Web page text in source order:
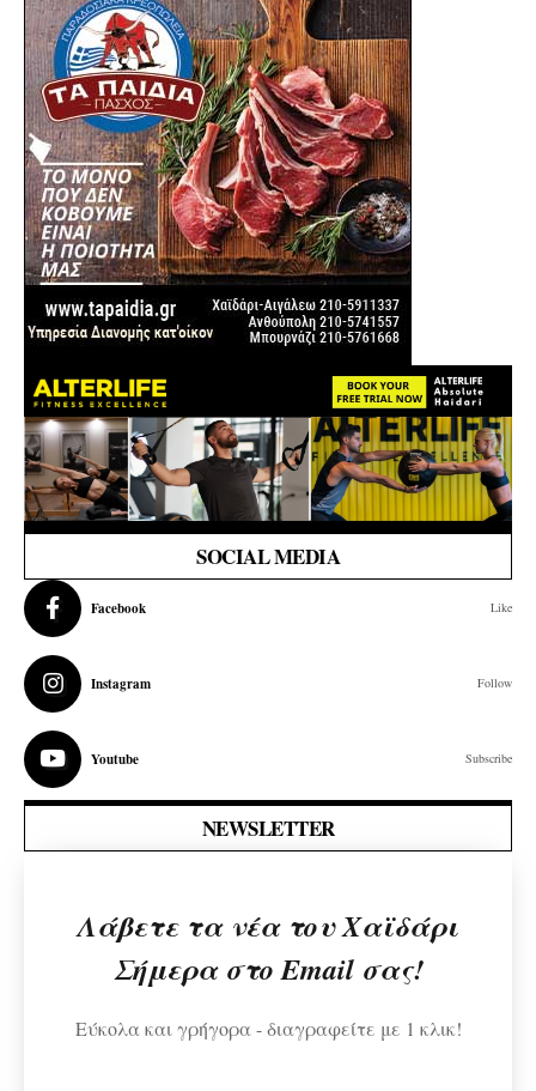
SOCIAL MEDIA
Facebook Like
Instagram Follow
Youtube Subscribe
NEWSLETTER
Λάβετε τα νέα του Χαϊδάρι
Σήμερα στο Email σας!
Εύκολα και γρήγορα - διαγραφείτε με 1 κλικ!